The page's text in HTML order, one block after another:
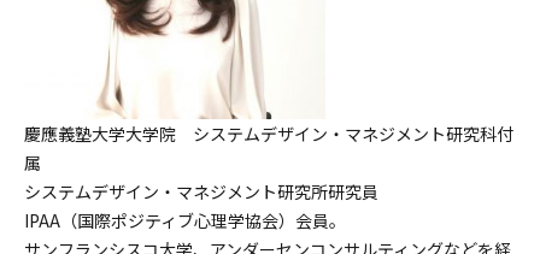
慶應義塾大学大学院 システムデザイン・マネジメント研究科付
属
システムデザイン・マネジメント研究所研究員
IPAA（国際ポジティブ心理学協会）会員。